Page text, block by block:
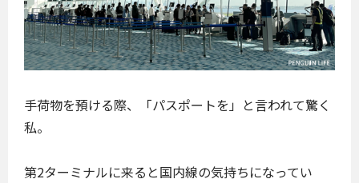
手荷物を預ける際、「パスポートを」と言われて驚く
私。
第2ターミナルに来ると国内線の気持ちになってい